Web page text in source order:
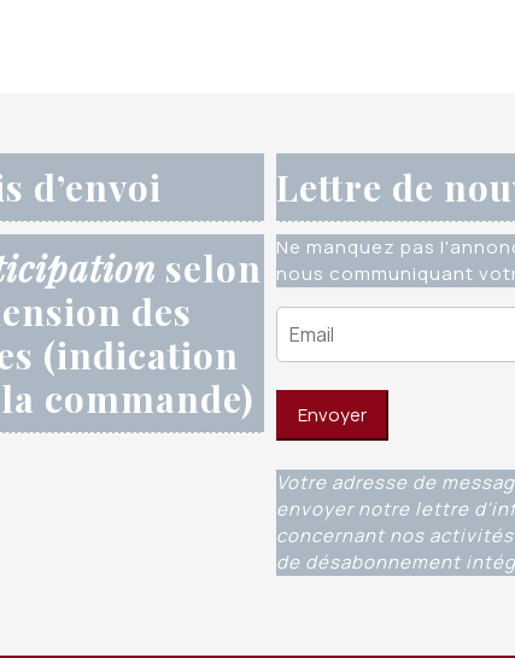
d’envoi
selon
des
(indication
commande)
Lettre de
Ne manquez pas
nous communiquant
Votre adresse de
envoyer notre lettre
concernant nos
de désabonnement